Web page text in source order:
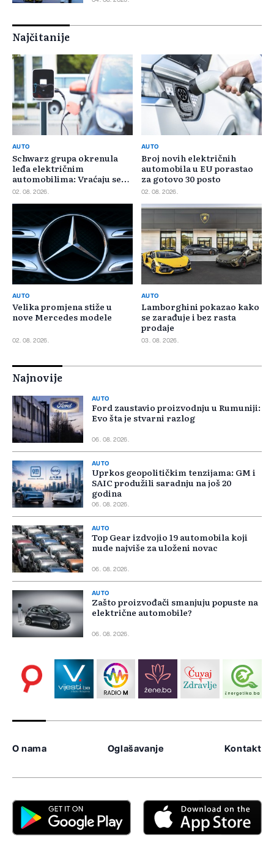
Najčitanije
AUTO
Schwarz grupa okrenula
leđa električnim
automobilima: Vraćaju se
benzincima i dizelašima
02. 08. 2026.
AUTO
Broj novih električnih
automobila u EU porastao
za gotovo 30 posto
02. 08. 2026.
AUTO
Velika promjena stiže u
nove Mercedes modele
02. 08. 2026.
AUTO
Lamborghini pokazao kako
se zarađuje i bez rasta
prodaje
03. 08. 2026.
Najnovije
AUTO
Ford zaustavio proizvodnju u Rumuniji:
Evo šta je stvarni razlog
06. 08. 2026.
AUTO
Uprkos geopolitičkim tenzijama: GM i
SAIC produžili saradnju na još 20
godina
06. 08. 2026.
AUTO
Top Gear izdvojio 19 automobila koji
nude najviše za uloženi novac
06. 08. 2026.
AUTO
Zašto proizvođači smanjuju popuste na
električne automobile?
06. 08. 2026.
O nama Oglašavanje Kontakt